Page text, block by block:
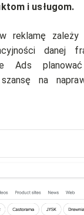
i usługom.
reklamę zależy
danej
Ads planować
na